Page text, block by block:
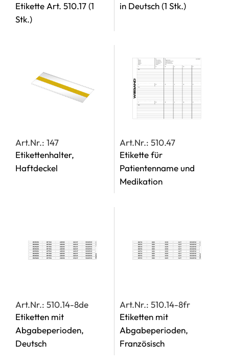
Etikette Art. 510.17(1
Stk.)
in Deutsch(1 Stk.)
Art.Nr.: 147
Etikettenhalter,
Haftdeckel
Art.Nr.: 510.47
Etikette für
Patientenname und
Medikation
Art.Nr.: 510.14-8de
Etiketten mit
Abgabeperioden,
Deutsch
Art.Nr.: 510.14-8fr
Etiketten mit
Abgabeperioden,
Französisch